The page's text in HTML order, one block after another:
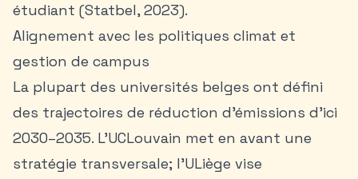
étudiant (Statbel, 2023).
Alignement avec les politiques climat et
gestion de campus
La plupart des universités belges ont défini
des trajectoires de réduction d’émissions d’ici
2030–2035. L’UCLouvain met en avant une
stratégie transversale; l’ULiège vise